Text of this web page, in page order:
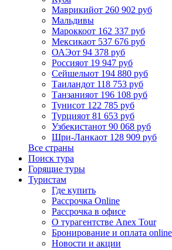
Маврикийот 260 902 руб
Мальдивы
Мароккоот 162 337 руб
Мексикаот 537 676 руб
ОАЭот 94 378 руб
Россияот 19 947 руб
Сейшелыот 194 880 руб
Таиландот 118 753 руб
Танзанияот 196 108 руб
Тунисот 122 785 руб
Турцияот 81 653 руб
Узбекистанот 90 068 руб
Шри-Ланкаот 128 909 руб
Все страны
Поиск тура
Горящие туры
Туристам
Где купить
Рассрочка Online
Рассрочка в офисе
О турагентстве Anex Tour
Бронирование и оплата online
Новости и акции